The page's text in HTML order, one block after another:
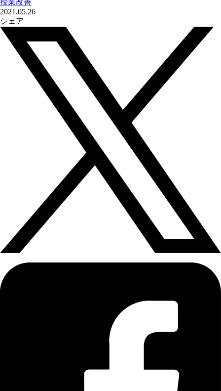
授業改善
2021.05.26
シェア